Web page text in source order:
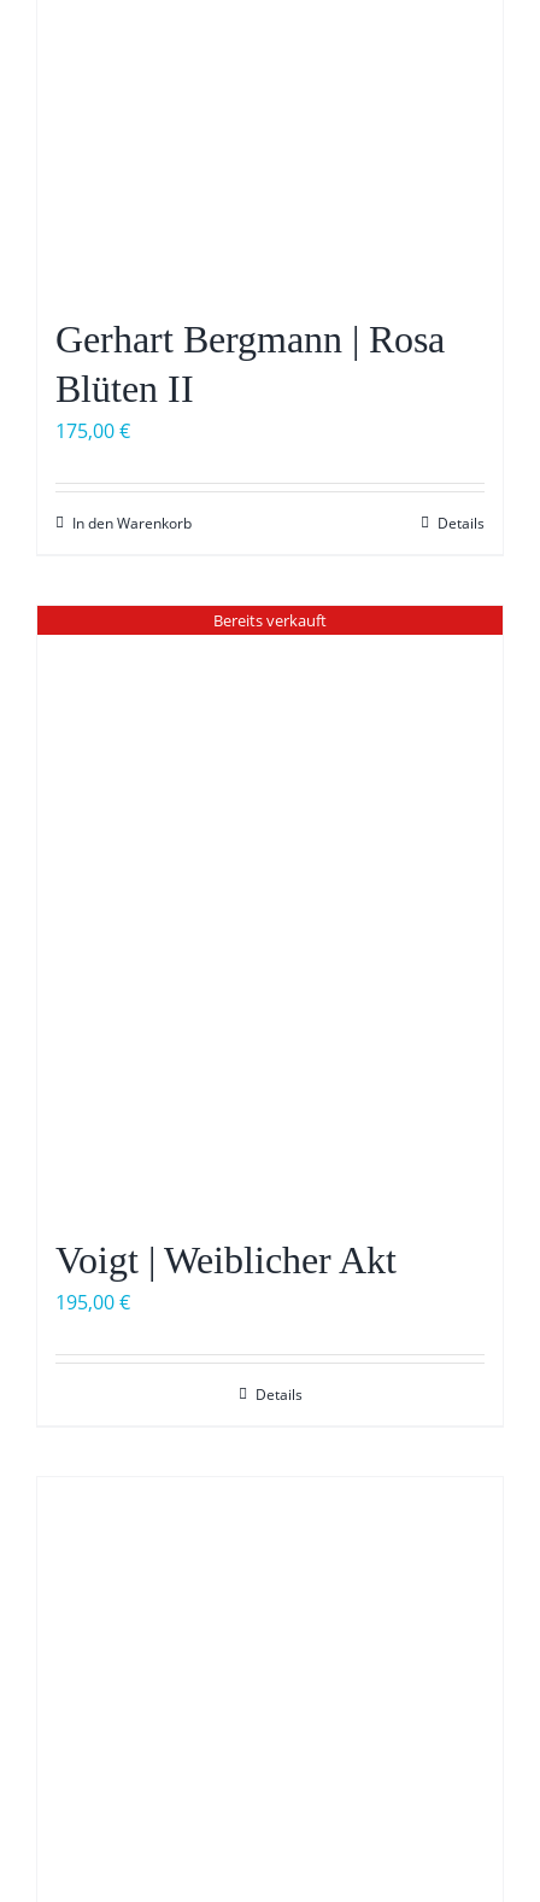
Gerhart Bergmann | Rosa
Blüten II
175,00€
In den Warenkorb Details
Bereits verkauft
Voigt | Weiblicher Akt
195,00€
Details